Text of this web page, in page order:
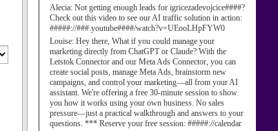
Alecia: Not getting enough leads for igricezadevojcice####?
Check out this video to see our AI traffic solution in action:
#####://###.youtube####/watch?v=UEooLHpFYW0
Louise: Hey there, What if you could manage your
marketing directly from ChatGPT or Claude? With the
Letstok Connector and our Meta Ads Connector, you can
create social posts, manage Meta Ads, brainstorm new
campaigns, and control your marketing—all from your AI
assistant. We're offering a free 30-minute session to show
you how it works using your own business. No sales
pressure—just a practical walkthrough and answers to your
questions. *** Reserve your free session: #####://calendar